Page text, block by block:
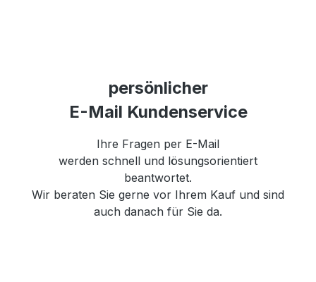
persönlicher
E-Mail Kundenservice
Ihre Fragen per E-Mail
werden schnell und lösungsorientiert
beantwortet.
Wir beraten Sie gerne vor Ihrem Kauf und sind
auch danach für Sie da.